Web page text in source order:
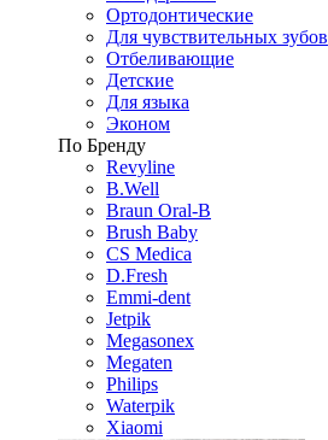
Ортодонтические
Для чувствительных зубов
Отбеливающие
Детские
Для языка
Эконом
По Бренду
Revyline
B.Well
Braun Oral-B
Brush Baby
CS Medica
D.Fresh
Emmi-dent
Jetpik
Megasonex
Megaten
Philips
Waterpik
Xiaomi